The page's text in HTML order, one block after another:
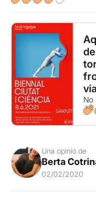
No
Una opinió de
Berta
02/02/2020